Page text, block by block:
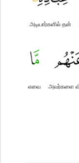
அடியார்களில் தன்
அவர்களை
எவை